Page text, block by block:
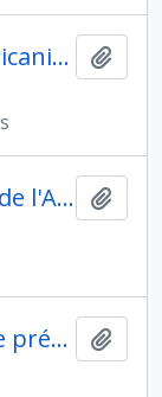
Journal de la Société des américanistes
Marielle Santoni. Archéologie de l'Asie centrale
Philippe Chambon. Ethnologie préhistorique